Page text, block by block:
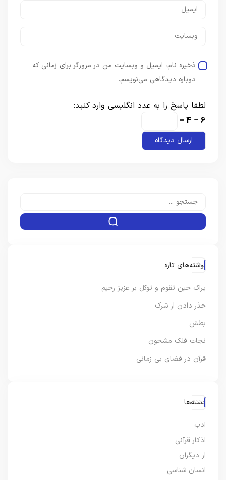
ذخیره نام، ایمیل و وبسایت من در مرورگر برای زمانی که
دوباره دیدگاهی می‌نویسم.
لطفا پاسخ را به عدد انگلیسی وارد کنید:
6 − 4 =
نوشته‌های تازه
یراک حین تقوم و توکل بر عزیز رحیم
حذر دادن از شرک
بطش
نجات فلک مشحون
قرآن در فضای بی زمانی
دسته‌ها
ادب
اذکار قرآنی
از دیگران
انسان شناسی